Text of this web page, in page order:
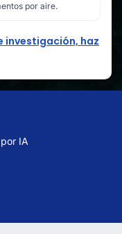
por aire.
investigación, haz
IA